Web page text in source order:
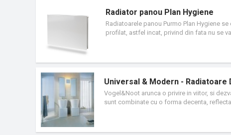
Radiator panou Plan Hygiene
Radiatoarele panou Purmo Plan Hygiene
profilat, astfel incat, privind din fata nu se
si alte cladiri cu cerinte igienice sporite.
Universal & Modern - Radiatoare
Vogel&Noot arunca o privire in viitor, si
sunt combinate cu o forma decenta,